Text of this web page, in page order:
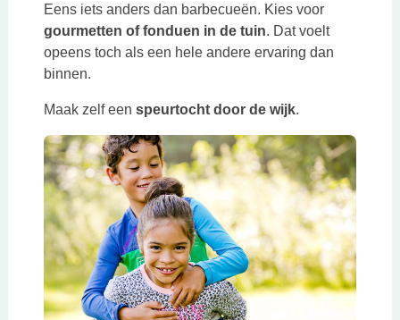
Eens iets anders dan barbecueën. Kies voor
gourmetten of fonduen in de tuin. Dat voelt
opeens toch als een hele andere ervaring dan
binnen.
Maak zelf een speurtocht door de wijk.